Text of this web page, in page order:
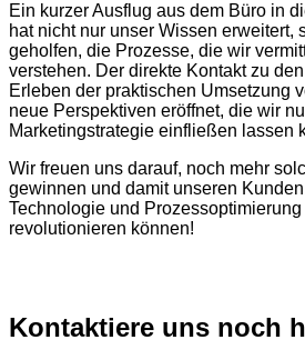
Ein kurzer Ausflug aus dem Büro in
hat nicht nur unser Wissen erweitert,
geholfen, die Prozesse, die wir
verstehen. Der direkte Kontakt zu
Erleben der praktischen Umsetzung
neue Perspektiven eröffnet, die wir
Marketingstrategie einfließen lassen
Wir freuen uns darauf, noch mehr
gewinnen und damit unseren
Technologie und
revolutionieren können!
Kontaktiere uns noch